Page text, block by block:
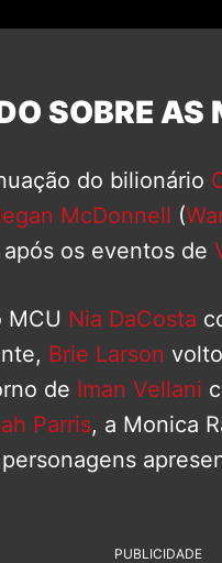
SOBRE AS
do bilionário
McDonnell (
os eventos de
MCU Nia DaCosta
Brie Larson
de Iman Vellani
Parris, a Monica
PUBLICIDADE